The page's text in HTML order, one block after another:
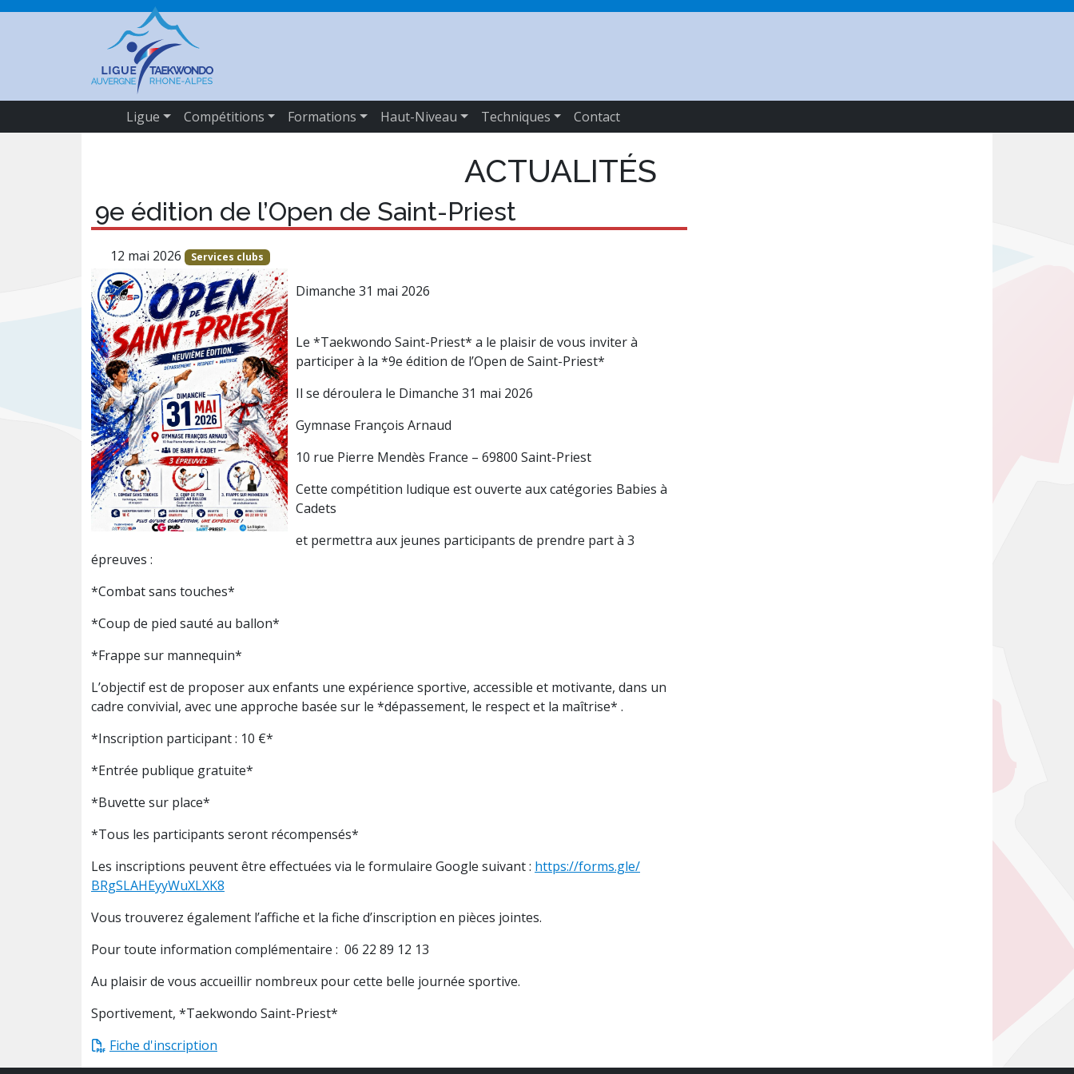
Ligue Compétitions Formations Haut-Niveau Techniques Contact
ACTUALITÉS
9e édition de l’Open de Saint-Priest
12 mai 2026 Services clubs
Dimanche 31 mai 2026
Le *Taekwondo Saint-Priest* a le plaisir de vous inviter à
participer à la *9e édition de l’Open de Saint-Priest*
Il se déroulera le Dimanche 31 mai 2026
Gymnase François Arnaud
10 rue Pierre Mendès France – 69800 Saint-Priest
Cette compétition ludique est ouverte aux catégories Babies à
Cadets
et permettra aux jeunes participants de prendre part à 3
épreuves :
*Combat sans touches*
*Coup de pied sauté au ballon*
*Frappe sur mannequin*
L’objectif est de proposer aux enfants une expérience sportive, accessible et motivante, dans un
cadre convivial, avec une approche basée sur le *dépassement, le respect et la maîtrise* .
*Inscription participant : 10 €*
*Entrée publique gratuite*
*Buvette sur place*
*Tous les participants seront récompensés*
Les inscriptions peuvent être effectuées via le formulaire Google suivant : https://forms.gle/
BRgSLAHEyyWuXLXK8
Vous trouverez également l’affiche et la fiche d’inscription en pièces jointes.
Pour toute information complémentaire : 06 22 89 12 13
Au plaisir de vous accueillir nombreux pour cette belle journée sportive.
Sportivement, *Taekwondo Saint-Priest*
Fiche d'inscription